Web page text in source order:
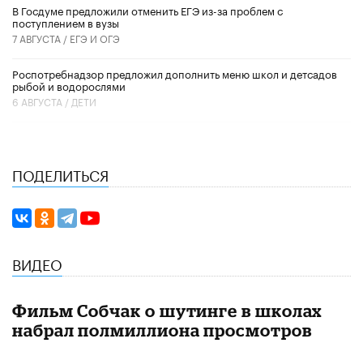
В Госдуме предложили отменить ЕГЭ из-за проблем с
поступлением в вузы
7 АВГУСТА / ЕГЭ И ОГЭ
Роспотребнадзор предложил дополнить меню школ и детсадов
рыбой и водорослями
6 АВГУСТА / ДЕТИ
ПОДЕЛИТЬСЯ
ВИДЕО
Фильм Собчак о шутинге в школах
набрал полмиллиона просмотров